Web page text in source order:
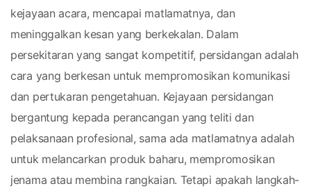
kejayaan acara, mencapai matlamatnya, dan
meninggalkan kesan yang berkekalan. Dalam
persekitaran yang sangat kompetitif, persidangan adalah
cara yang berkesan untuk mempromosikan komunikasi
dan pertukaran pengetahuan. Kejayaan persidangan
bergantung kepada perancangan yang teliti dan
pelaksanaan profesional, sama ada matlamatnya adalah
untuk melancarkan produk baharu, mempromosikan
jenama atau membina rangkaian. Tetapi apakah langkah-